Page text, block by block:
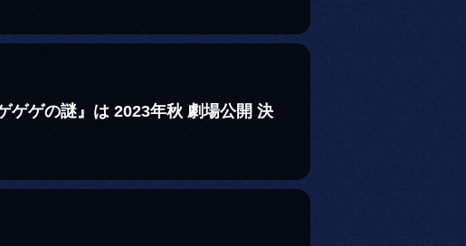
ゲゲの謎』は 2023年秋 劇場公開 決